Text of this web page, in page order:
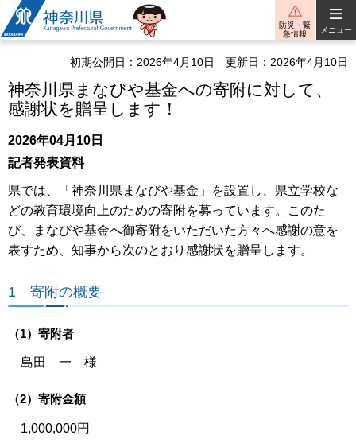
神奈川県
防災・緊
急情報
メニュー
初期公開日：2026年4月10日 更新日：2026年4月10日
神奈川県まなびや基金への寄附に対して、
感謝状を贈呈します！
2026年04月10日
記者発表資料
県では、「神奈川県まなびや基金」を設置し、県立学校な
どの教育環境向上のための寄附を募っています。このた
び、まなびや基金へ御寄附をいただいた方々へ感謝の意を
表すため、知事から次のとおり感謝状を贈呈します。
1 寄附の概要
（1）寄附者
島田 一 様
（2）寄附金額
1,000,000円